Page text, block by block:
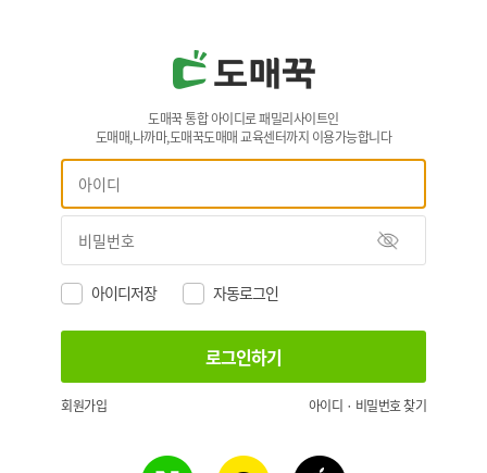
도매꾹 통합 아이디로 패밀리사이트인
도매매,나까마,도매꾹도매매 교육센터까지 이용가능합니다
아이디저장 자동로그인
회원가입 아이디 · 비밀번호 찾기